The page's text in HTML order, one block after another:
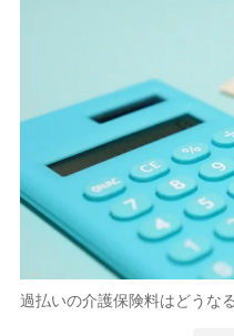
過払いの介護保険料はどうな